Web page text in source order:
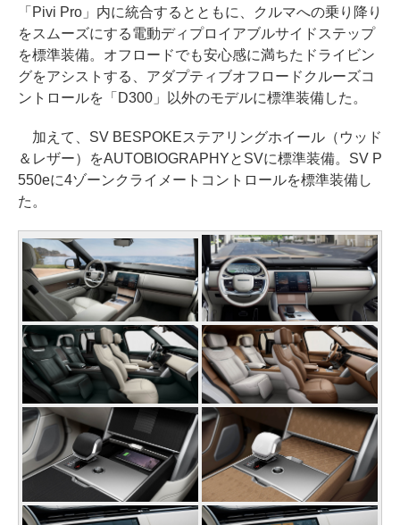
「Pivi Pro」内に統合するとともに、クルマへの乗り降り
をスムーズにする電動ディプロイアブルサイドステップ
を標準装備。オフロードでも安心感に満ちたドライビン
グをアシストする、アダプティブオフロードクルーズコ
ントロールを「D300」以外のモデルに標準装備した。
加えて、SV BESPOKEステアリングホイール（ウッド
＆レザー）をAUTOBIOGRAPHYとSVに標準装備。SV P
550eに4ゾーンクライメートコントロールを標準装備し
た。